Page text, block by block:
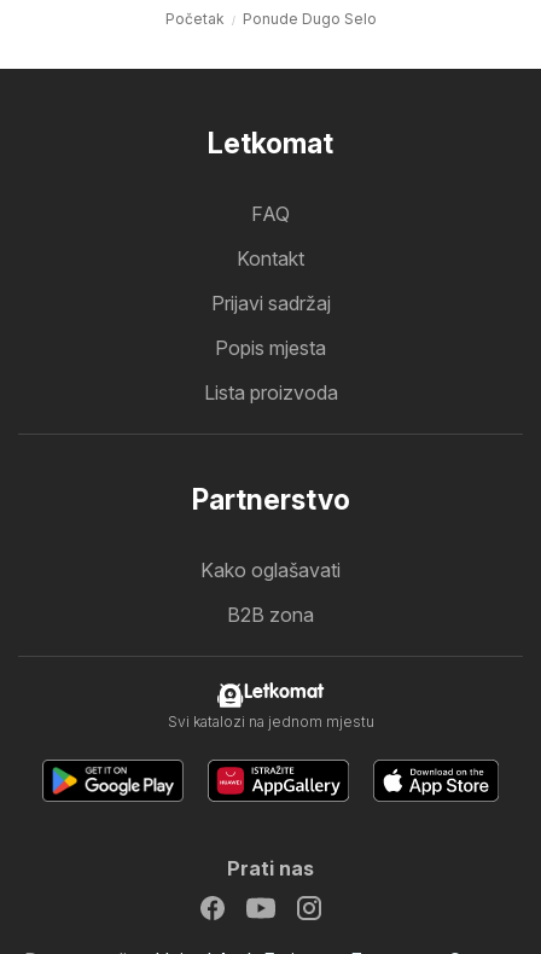
Početak Ponude Dugo Selo
Letkomat
FAQ
Kontakt
Prijavi sadržaj
Popis mjesta
Lista proizvoda
Partnerstvo
Kako oglašavati
B2B zona
Letkomat
Svi katalozi na jednom mjestu
Prati nas